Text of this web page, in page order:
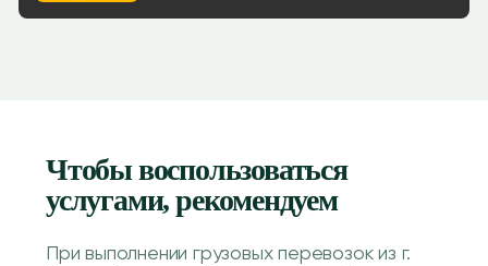
Чтобы воспользоваться
услугами, рекомендуем
При выполнении грузовых перевозок из г.